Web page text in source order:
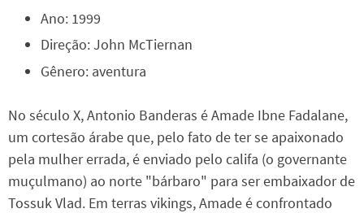
Ano: 1999
Direção: John McTiernan
Gênero: aventura
No século X, Antonio Banderas é Amade Ibne Fadalane,
um cortesão árabe que, pelo fato de ter se apaixonado
pela mulher errada, é enviado pelo califa (o governante
muçulmano) ao norte "bárbaro" para ser embaixador de
Tossuk Vlad. Em terras vikings, Amade é confrontado